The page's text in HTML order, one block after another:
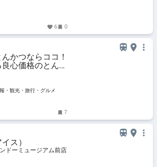
6 0
かつならココ！
心価格のとんか
ウトピ] 京都情報・観光・旅行・グルメ
7
ス）
ドーミュージアム前店